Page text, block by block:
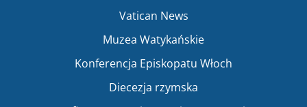
Vatican News
Muzea Watykańskie
Konferencja Episkopatu Włoch
Diecezja rzymska